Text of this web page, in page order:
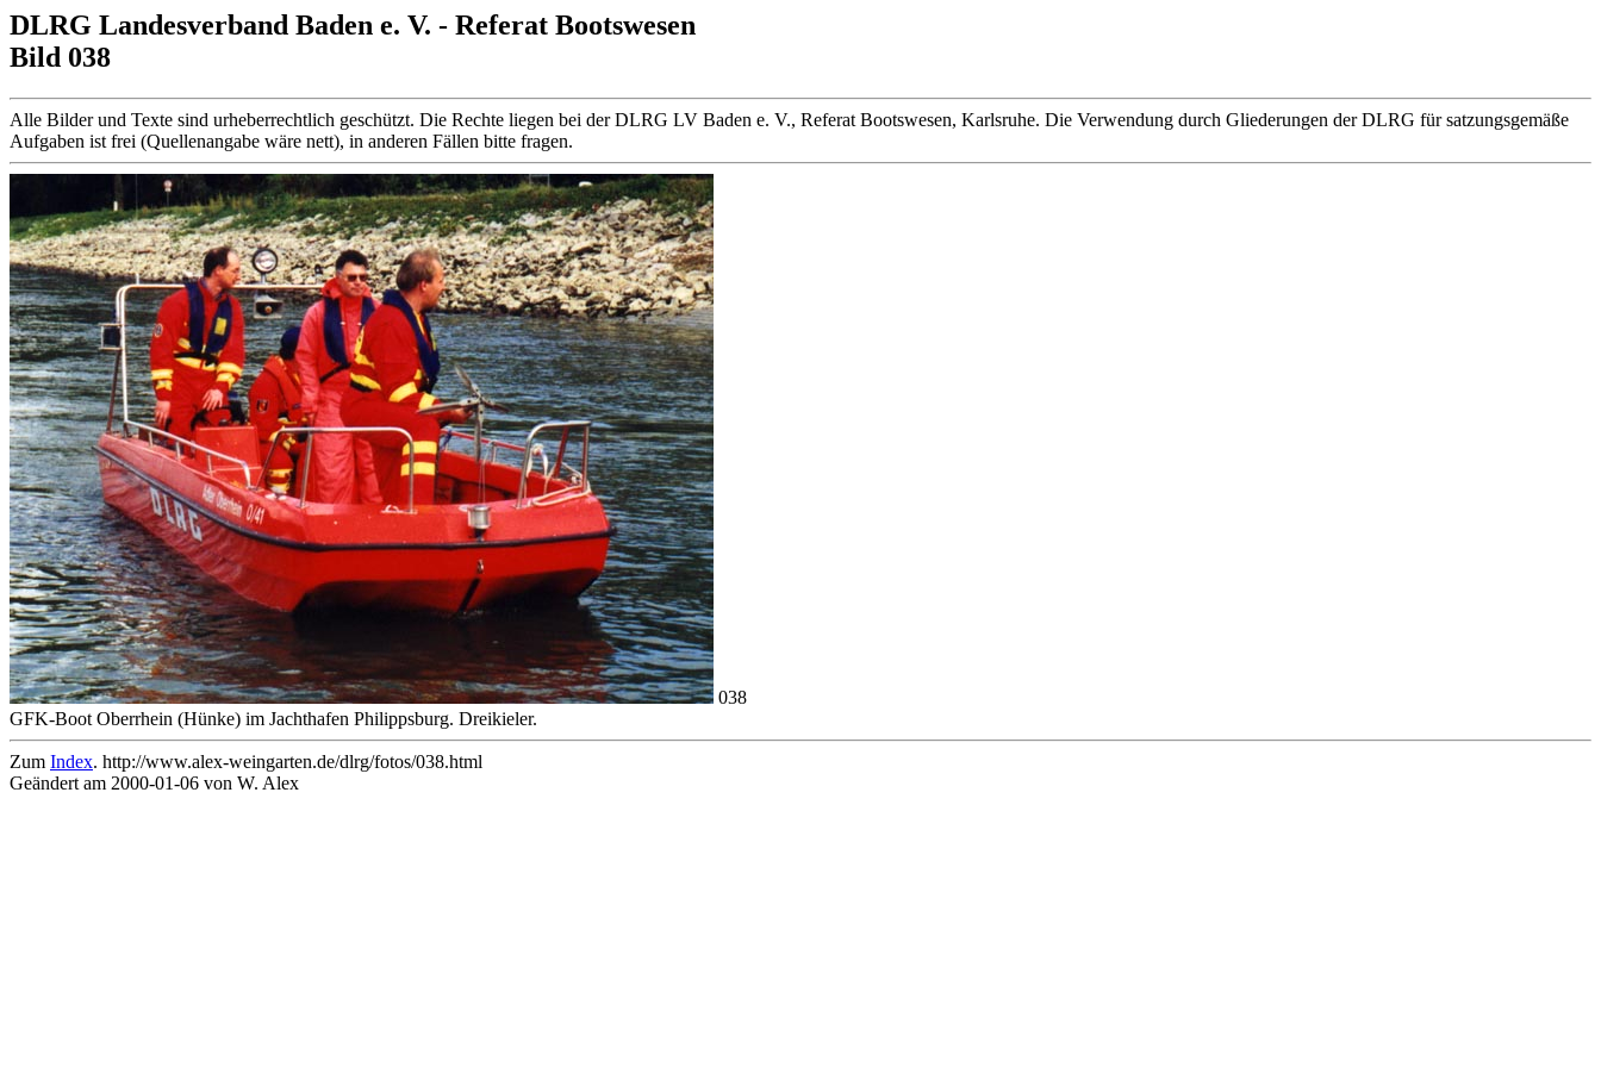
DLRG Landesverband Baden e. V. - Referat Bootswesen
Bild 038
Alle Bilder und Texte sind urheberrechtlich geschützt. Die Rechte liegen bei der DLRG LV Baden e. V., Referat Bootswesen, Karlsruhe. Die Verwendung durch Gliederungen der DLRG für satzungsgemäße
Aufgaben ist frei (Quellenangabe wäre nett), in anderen Fällen bitte fragen.
038
GFK-Boot Oberrhein (Hünke) im Jachthafen Philippsburg. Dreikieler.
Zum Index. http://www.alex-weingarten.de/dlrg/fotos/038.html
Geändert am 2000-01-06 von W. Alex